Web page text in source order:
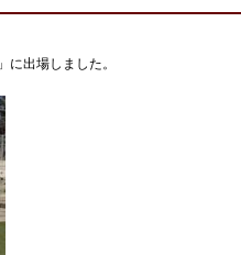
出場しました。